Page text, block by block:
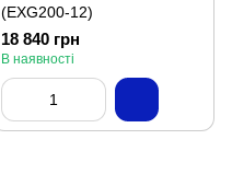
(EXG200-12)
18 840 грн
В наявності